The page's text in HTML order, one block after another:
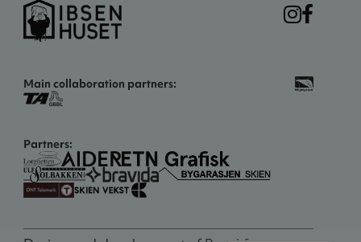
Main collaboration partners:
Partners: